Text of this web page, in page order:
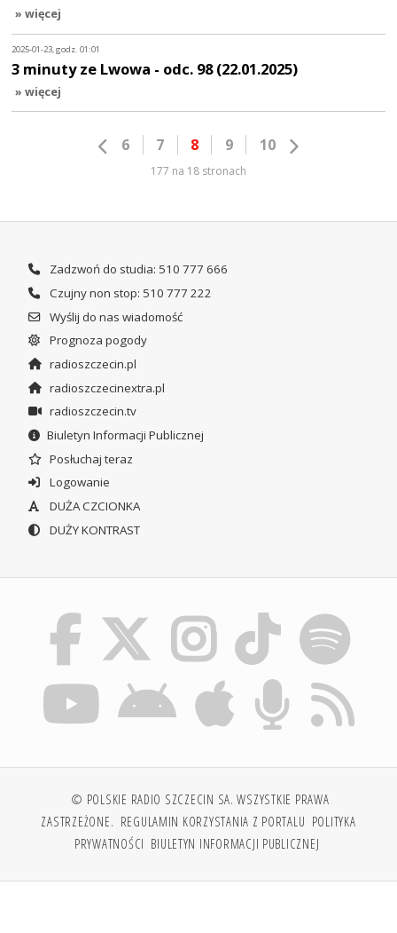
» więcej
2025-01-23, godz. 01:01
3 minuty ze Lwowa - odc. 98 (22.01.2025)
» więcej
6 7 8 9 10
177 na 18 stronach
Zadzwoń do studia: 510 777 666
Czujny non stop: 510 777 222
Wyślij do nas wiadomość
Prognoza pogody
radioszczecin.pl
radioszczecinextra.pl
radioszczecin.tv
Biuletyn Informacji Publicznej
Posłuchaj teraz
Logowanie
DUŻA CZCIONKA
DUŻY KONTRAST
© POLSKIE RADIO SZCZECIN SA. WSZYSTKIE PRAWA
ZASTRZEŻONE. REGULAMIN KORZYSTANIA Z PORTALU POLITYKA
PRYWATNOŚCI BIULETYN INFORMACJI PUBLICZNEJ